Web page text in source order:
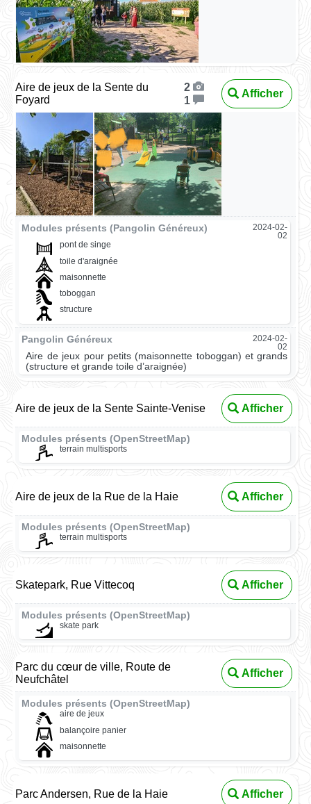
Aire de jeux de la Sente du
Foyard
2
1
Afficher
Modules présents (Pangolin Généreux)
2024-02-
02
pont de singe
toile d'araignée
maisonnette
toboggan
structure
Pangolin Généreux
2024-02-
02
Aire de jeux pour petits (maisonnette toboggan) et grands
(structure et grande toile d’araignée)
Aire de jeux de la Sente Sainte-Venise Afficher
Modules présents (OpenStreetMap)
terrain multisports
Aire de jeux de la Rue de la Haie Afficher
Modules présents (OpenStreetMap)
terrain multisports
Skatepark, Rue Vittecoq Afficher
Modules présents (OpenStreetMap)
skate park
Parc du cœur de ville, Route de
Neufchâtel
Afficher
Modules présents (OpenStreetMap)
aire de jeux
balançoire panier
maisonnette
Parc Andersen, Rue de la Haie Afficher